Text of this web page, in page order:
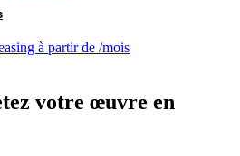
à partir de /mois
votre œuvre en